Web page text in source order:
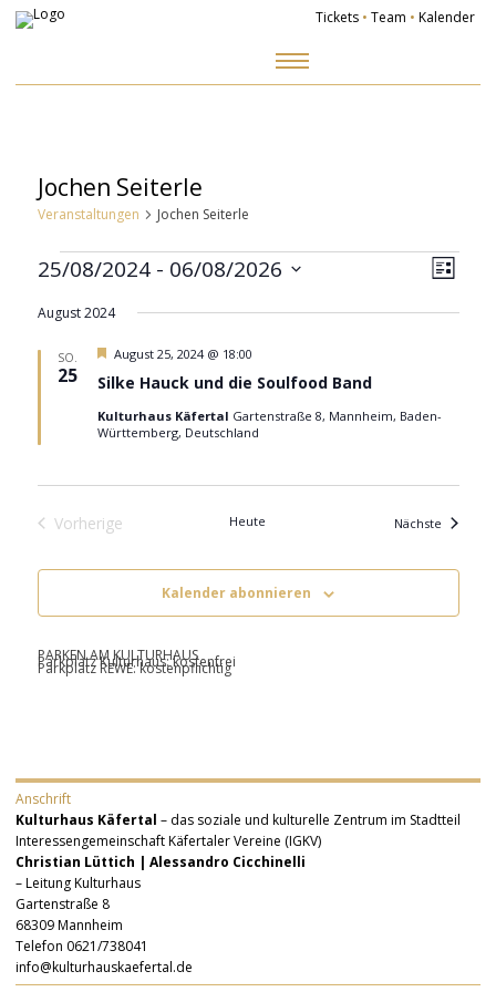
Tickets • Team • Kalender
Jochen Seiterle
Veranstaltungen Jochen Seiterle
Veranstaltungen
Liste
25/08/2024 - 06/08/2026
August 2024
SO.
25 Silke Hauck und die Soulfood Band
Hervorgehoben
August 25, 2024 @ 18:00
Kulturhaus Käfertal Gartenstraße 8, Mannheim, Baden-
Württemberg, Deutschland
Vorherige
Heute Nächste
Kalender abonnieren
PARKEN AM KULTURHAUS
Parkplatz Kulturhaus: kostenfrei
Parkplatz REWE: kostenpflichtig
Anschrift
Kulturhaus Käfertal – das soziale und kulturelle Zentrum im Stadtteil
Interessengemeinschaft Käfertaler Vereine (IGKV)
Christian Lüttich | Alessandro Cicchinelli
– Leitung Kulturhaus
Gartenstraße 8
68309 Mannheim
Telefon 0621/738041
info@kulturhauskaefertal.de